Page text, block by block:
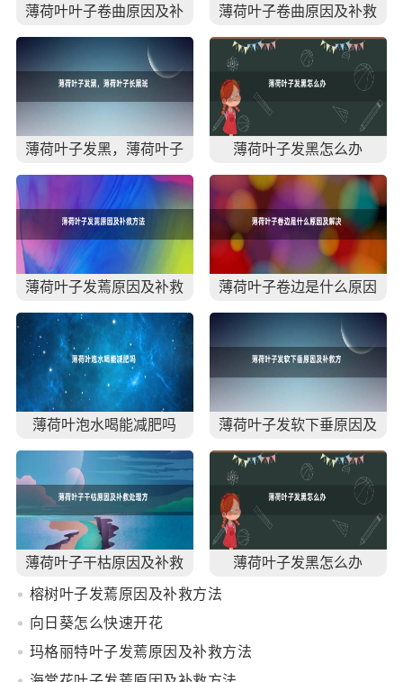
薄荷叶叶子卷曲原因及补
救处理方法
薄荷叶子卷曲原因及补救
处理方法
薄荷叶子发黑，薄荷叶子
长黑斑怎么办
薄荷叶子发黑怎么办
薄荷叶子发蔫原因及补救
方法
薄荷叶子卷边是什么原因
及解决方法
薄荷叶泡水喝能减肥吗
薄荷叶子发软下垂原因及
补救方法
薄荷叶子干枯原因及补救
处理方法
薄荷叶子发黑怎么办
榕树叶子发蔫原因及补救方法
向日葵怎么快速开花
玛格丽特叶子发蔫原因及补救方法